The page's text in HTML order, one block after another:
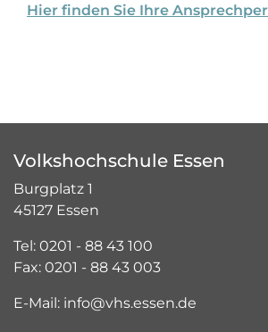
Hier finden Sie Ihre
Volkshochschule Essen
Burgplatz 1
45127 Essen
Tel: 0201 - 88 43 100
Fax: 0201 - 88 43 003
E-Mail: info@vhs.essen.de